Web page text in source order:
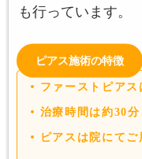
も行っています。
ピアス施術の特徴
ファーストピアス
治療時間は約30分
ピアスは院にてご